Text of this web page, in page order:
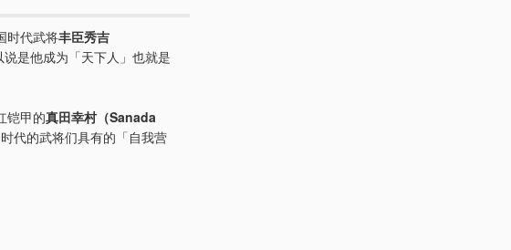
时代武将丰臣秀吉
是他成为「天下人」也就是
铠甲的真田幸村（Sanada
代的武将们具有的「自我营